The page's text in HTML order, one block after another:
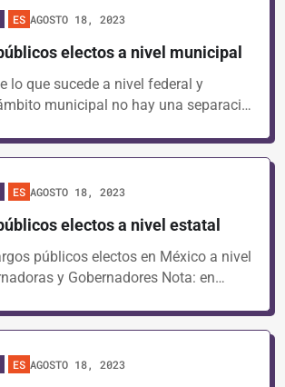
ES AGOSTO 18, 2023
electos a nivel municipal
lo que sucede a nivel federal y
municipal no hay una separaci…
ES AGOSTO 18, 2023
electos a nivel estatal
públicos electos en México a nivel
y Gobernadores Nota: en…
ES AGOSTO 18, 2023